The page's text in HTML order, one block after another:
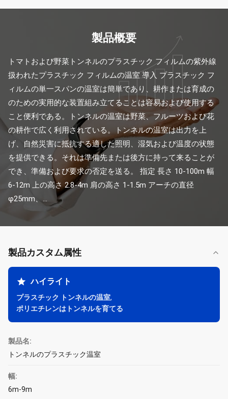
製品概要
トマトおよび野菜トンネルのプラスチック フィルムの紫外線
扱われたプラスチック フィルムの温室 導入 プラスチック フ
ィルムの単一スパンの温室は簡単であり、耕作または育成の
のための実用的な装置組み立てることは容易および使用する
こと便利である。トンネルの温室は野菜、フルーツおよび花
の耕作で広く利用されている。トンネルの温室は出力を上
げ、自然災害に抵抗する適した照明、湿気および温度の状態
を提供できる。それは準備先または後方に持って来ることが
でき、準備および要求の否定を送る。 指定 長さ 10-100m 幅
6-12m 上の高さ 2.8-4m 肩の高さ 1-1.5m アーチの直径
φ25mm、...
製品カスタム属性
ハイライト
プラスチック トンネルの温室,
ポリエチレンはトンネルを育てる
製品名:
トンネルのプラスチック温室
幅:
6m-9m